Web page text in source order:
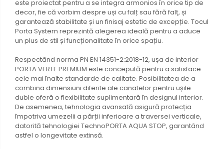
este proiectat pentru a se integra armonios în orice tip de
decor, fie că vorbim despre uși cu falț sau fără falț, și
garantează stabilitate și un finisaj estetic de excepție. Tocul
Porta System reprezintă alegerea ideală pentru a aduce
un plus de stil și funcționalitate în orice spațiu.
Respectând norma PN EN 14351-2:2018-12, ușa de interior
PORTA VERTE PREMIUM este concepută pentru a satisface
cele mai înalte standarde de calitate. Posibilitatea de a
combina dimensiuni diferite ale canatelor pentru ușile
duble oferă o flexibilitate suplimentară în designul interior.
De asemenea, tehnologia avansată asigură protecția
împotriva umezelii a părții inferioare a traversei verticale,
datorită tehnologiei TechnoPORTA AQUA STOP, garantând
astfel o longevitate extinsă.